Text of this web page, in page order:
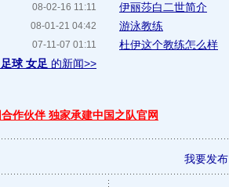
08-02-16 11:11
08-01-21 04:42
07-11-07 01:11
足球 女足 的新闻>>
伊丽莎白二世简介
游泳教练
杜伊这个教练怎么样
作伙伴 独家承建中国之队官网
我要发布